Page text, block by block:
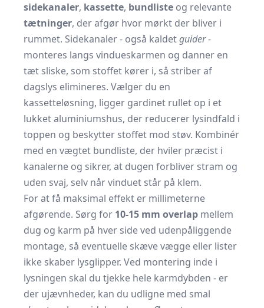
sidekanaler, kassette, bundliste og relevante
tætninger, der afgør hvor mørkt der bliver i
rummet. Sidekanaler - også kaldetguider-
monteres langs vindueskarmen og danner en
tæt sliske, som stoffet kører i, så striber af
dagslys elimineres. Vælger du en
kassetteløsning, ligger gardinet rullet op i et
lukket aluminiumshus, der reducerer lysindfald i
toppen og beskytter stoffet mod støv. Kombinér
med en vægtet bundliste, der hviler præcist i
kanalerne og sikrer, at dugen forbliver stram og
uden svaj, selv når vinduet står på klem.
For at få maksimal effekt er millimeterne
afgørende. Sørg for 10-15 mm overlap mellem
dug og karm på hver side ved udenpåliggende
montage, så eventuelle skæve vægge eller lister
ikke skaber lysglipper. Ved montering inde i
lysningen skal du tjekke hele karmdybden - er
der ujævnheder, kan du udligne med smal